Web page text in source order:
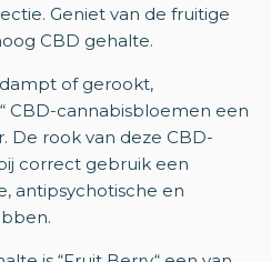
Geniet van de fruitige
CBD gehalte.
of gerookt,
CBD-cannabisbloemen een
De rook van deze CBD-
correct gebruik een
antipsychotische en